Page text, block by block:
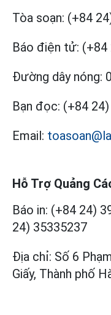
Tòa soạn: (+84
Báo điện tử: (+84
Đường dây nóng:
Bạn đọc: (+84
Email:
Hỗ Trợ Quảng
Báo in: (+84 24)
24) 35335237
Địa chỉ: Số 6
Giấy, Thành phố